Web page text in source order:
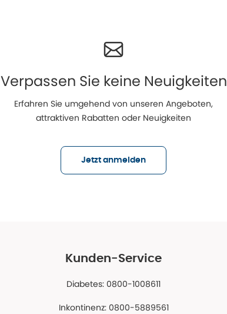
Verpassen Sie keine Neuigkeiten
Erfahren Sie umgehend von unseren Angeboten,
attraktiven Rabatten oder Neuigkeiten
Jetzt anmelden
Kunden-Service
Diabetes: 0800-1008611
Inkontinenz: 0800-5889561